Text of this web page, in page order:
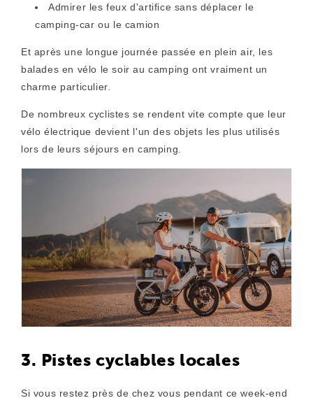
Admirer les feux d'artifice sans déplacer le
camping-car ou le camion
Et après une longue journée passée en plein air, les
balades en vélo le soir au camping ont vraiment un
charme particulier.
De nombreux cyclistes se rendent vite compte que leur
vélo électrique devient l'un des objets les plus utilisés
lors de leurs séjours en camping.
3. Pistes cyclables locales
Si vous restez près de chez vous pendant ce week-end